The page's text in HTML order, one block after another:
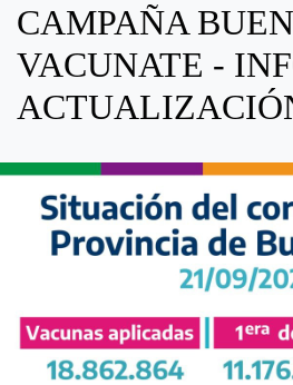
CAMPAÑA
VACUNATE -